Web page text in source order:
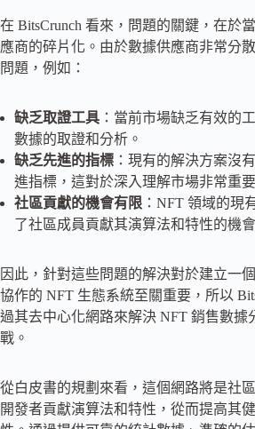
在 BitsCrunch 看來，問題的關鍵，在於
應商的碎片化。由於數據供應商非常分
問題，例如：
缺乏取證工具 ：當前市場缺乏有效的
數據的取證和分析。
缺乏先進的指標 ：現有的解決方案沒
進指標，這對於深入理解市場非常重要
社區貢獻的機會有限 ：NFT 領域的現
了社區成員貢獻其演算法和特性的機會
因此，針對這些問題的解決對於建立一
協作的 NFT 生態系統至關重要，所以
過其去中心化網路來解決 NFT 銷售數據
戰。
從白皮書的規劃來看，這個網路將是社
開發者貢獻演算法和特性，從而提高其